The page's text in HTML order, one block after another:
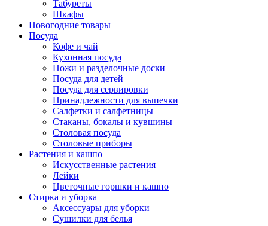
Табуреты
Шкафы
Новогодние товары
Посуда
Кофе и чай
Кухонная посуда
Ножи и разделочные доски
Посуда для детей
Посуда для сервировки
Принадлежности для выпечки
Салфетки и салфетницы
Стаканы, бокалы и кувшины
Столовая посуда
Столовые приборы
Растения и кашпо
Искусственные растения
Лейки
Цветочные горшки и кашпо
Стирка и уборка
Аксессуары для уборки
Сушилки для белья